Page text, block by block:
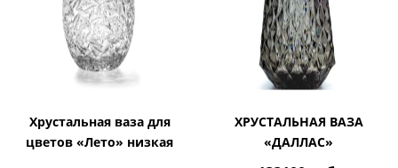
Хрустальная ваза для
цветов «Лето» низкая
ХРУСТАЛЬНАЯ ВАЗА
«ДАЛЛАС»